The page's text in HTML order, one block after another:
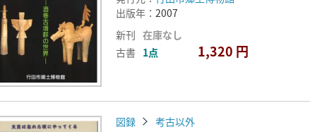
出版年： 2007
新刊 在庫なし
古書 1点 1,320 円
図録 考古以外